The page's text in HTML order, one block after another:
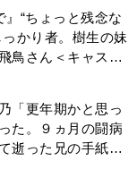
』“ちょっと残念な
かり者。樹生の妹
鳥さん＜キャスト
「更年期かと思っ
た。９ヵ月の闘病
逝った兄の手紙を